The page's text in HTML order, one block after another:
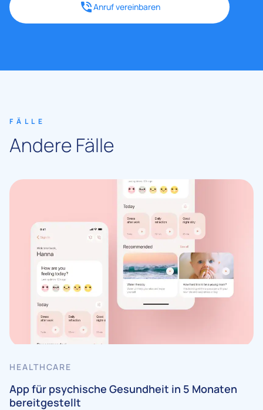
Anruf vereinbaren
FÄLLE
Andere Fälle
HEALTHCARE
App für psychische Gesundheit in 5 Monaten
bereitgestellt